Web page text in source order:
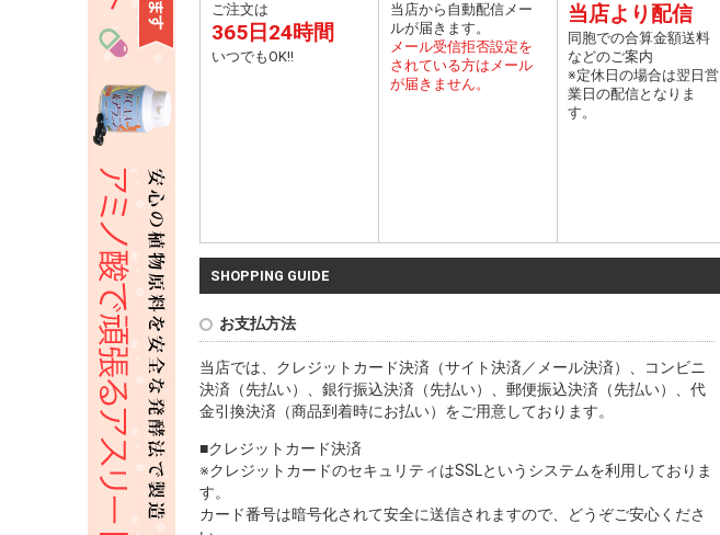
ご注文は
365日24時間
いつでもOK!!
当店から自動配信メー
ルが届きます。
メール受信拒否設定を
されている方はメール
が届きません。
当店より配信
同胞での合算金額送料
などのご案内
※定休日の場合は翌日営
業日の配信となりま
す。
SHOPPING GUIDE
お支払方法
当店では、クレジットカード決済（サイト決済／メール決済）、コンビニ
決済（先払い）、銀行振込決済（先払い）、郵便振込決済（先払い）、代
金引換決済（商品到着時にお払い）をご用意しております。
■クレジットカード決済
※クレジットカードのセキュリティはSSLというシステムを利用しておりま
す。
カード番号は暗号化されて安全に送信されますので、どうぞご安心くださ